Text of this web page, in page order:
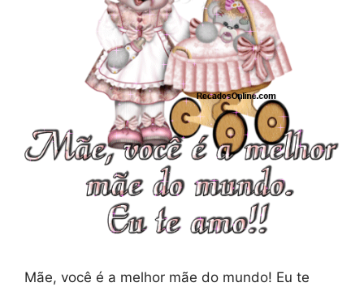
Mãe, você é a melhor mãe do mundo! Eu te